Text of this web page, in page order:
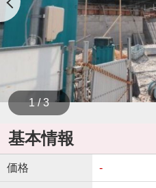
1 / 3
基本情報
価格 -